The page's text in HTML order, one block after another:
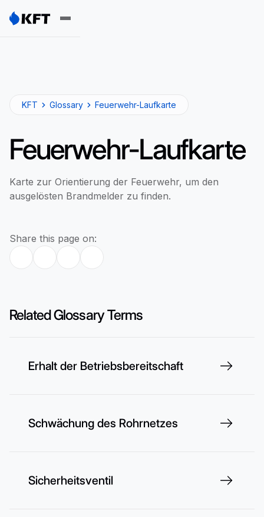
KFT Glossary Feuerwehr-Laufkarte
Feuerwehr-Laufkarte
Karte zur Orientierung der Feuerwehr, um den
ausgelösten Brandmelder zu finden.
Share this page on:
Related Glossary Terms
Erhalt der Betriebsbereitschaft
Schwächung des Rohrnetzes
Sicherheitsventil